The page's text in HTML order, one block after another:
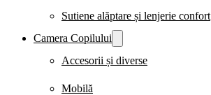
Sutiene alăptare și lenjerie confort
Camera Copilului
Accesorii și diverse
Mobilă